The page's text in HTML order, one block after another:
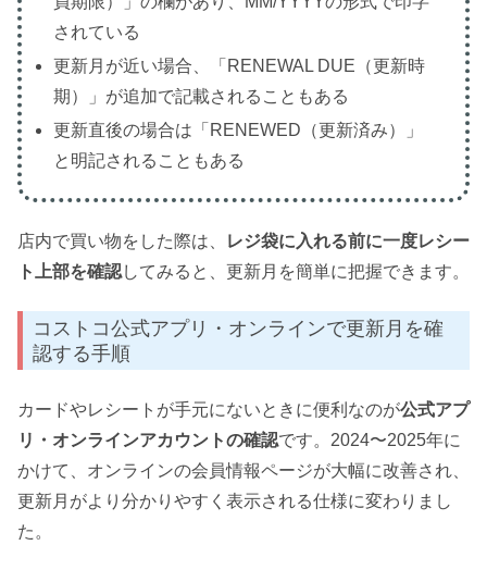
されている
更新月が近い場合、「RENEWAL DUE（更新時
期）」が追加で記載されることもある
更新直後の場合は「RENEWED（更新済み）」
と明記されることもある
店内で買い物をした際は、
レジ袋に入れる前に一度レシー
ト上部を確認してみると、更新月を簡単に把握できます。
コストコ公式アプリ・オンラインで更新月を確
認する手順
カードやレシートが手元にないときに便利なのが公式アプ
リ・オンラインアカウントの確認です。2024〜2025年に
かけて、オンラインの会員情報ページが大幅に改善され、
更新月がより分かりやすく表示される仕様に変わりまし
た。